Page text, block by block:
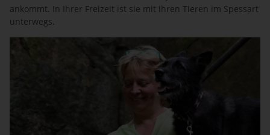
ankommt. In Ihrer Freizeit ist sie mit ihren Tieren im Spessart
unterwegs.